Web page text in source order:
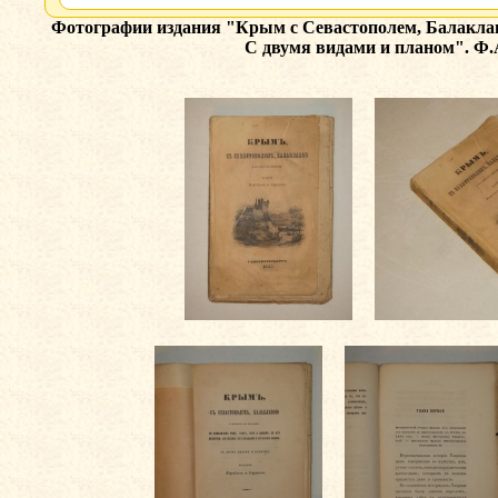
Фотографии издания "Крым с Севастополем,
С двумя видами и планом".